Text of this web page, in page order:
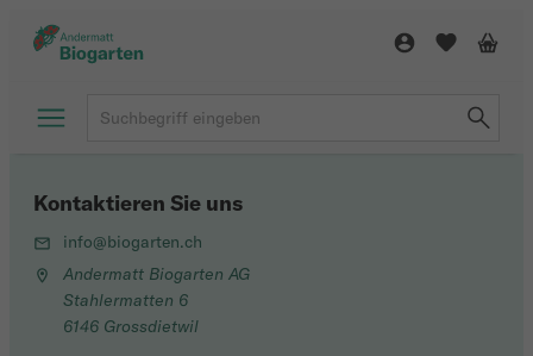
Kontaktieren Sie uns
info@biogarten.ch
Andermatt Biogarten AG
Stahlermatten 6
6146 Grossdietwil